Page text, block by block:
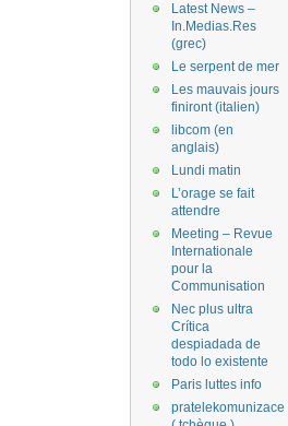
Latest News –
In.Medias.Res
(grec)
Le serpent de mer
Les mauvais jours
finiront (italien)
libcom (en
anglais)
Lundi matin
L’orage se fait
attendre
Meeting – Revue
Internationale
pour la
Communisation
Nec plus ultra
Crítica
despiadada de
todo lo existente
Paris luttes info
pratelekomunizace